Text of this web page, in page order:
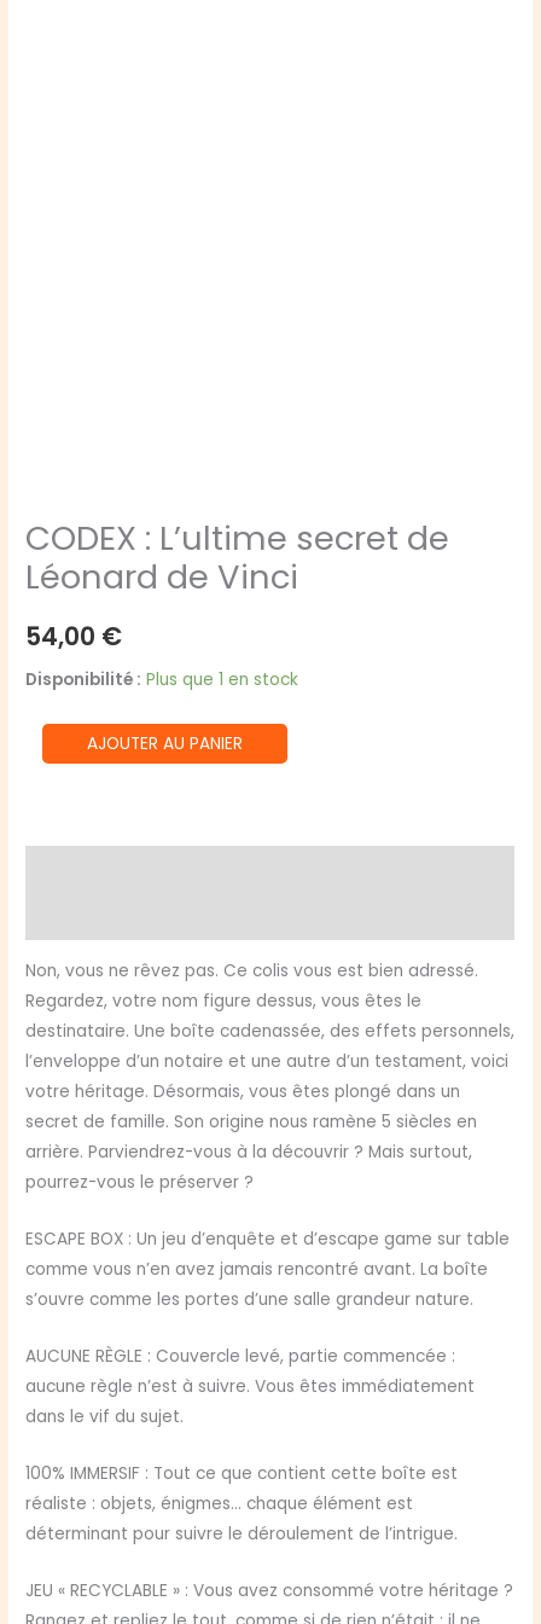
CODEX : L’ultime secret de
Léonard de Vinci
54,00 €
Disponibilité : Plus que 1 en stock
quantité
de
de
Vinci
AJOUTER AU PANIER
Non, vous ne rêvez pas. Ce colis vous est bien adressé.
Regardez, votre nom figure dessus, vous êtes le
destinataire. Une boîte cadenassée, des effets personnels,
l’enveloppe d’un notaire et une autre d’un testament, voici
votre héritage. Désormais, vous êtes plongé dans un
secret de famille. Son origine nous ramène 5 siècles en
arrière. Parviendrez-vous à la découvrir ? Mais surtout,
pourrez-vous le préserver ?
ESCAPE BOX : Un jeu d’enquête et d’escape game sur table
comme vous n’en avez jamais rencontré avant. La boîte
s’ouvre comme les portes d’une salle grandeur nature.
AUCUNE RÈGLE : Couvercle levé, partie commencée :
aucune règle n’est à suivre. Vous êtes immédiatement
dans le vif du sujet.
100% IMMERSIF : Tout ce que contient cette boîte est
réaliste : objets, énigmes… chaque élément est
déterminant pour suivre le déroulement de l’intrigue.
JEU « RECYCLABLE » : Vous avez consommé votre héritage ?